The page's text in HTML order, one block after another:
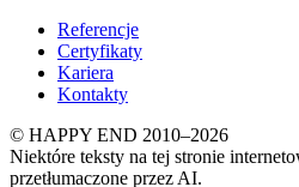
Referencje
Certyfikaty
Kariera
Kontakty
© HAPPY END 2010–2026
Niektóre teksty na tej stronie
przetłumaczone przez AI.